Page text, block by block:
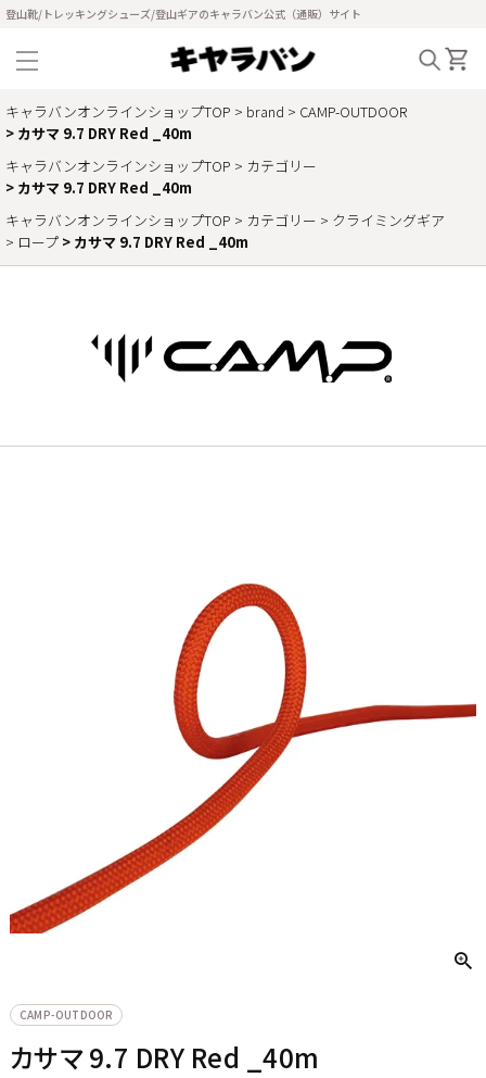
登山靴/トレッキングシューズ/登山ギアのキャラバン公式（通販）サイト
キャラバンオンラインショップTOP brand
CAMP-OUTDOOR
カサマ 9.7 DRY Red _40m
キャラバンオンラインショップTOP
カテゴリー
カサマ 9.7 DRY Red _40m
キャラバンオンラインショップTOP
カテゴリー
クライミングギア
ロープ
カサマ 9.7 DRY Red _40m
CAMP-OUTDOOR
カサマ 9.7 DRY Red _40m